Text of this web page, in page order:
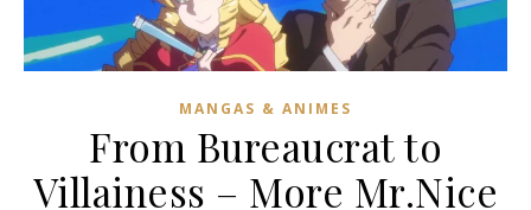
MANGAS & ANIMES
From Bureaucrat to
Villainess – More Mr.Nice